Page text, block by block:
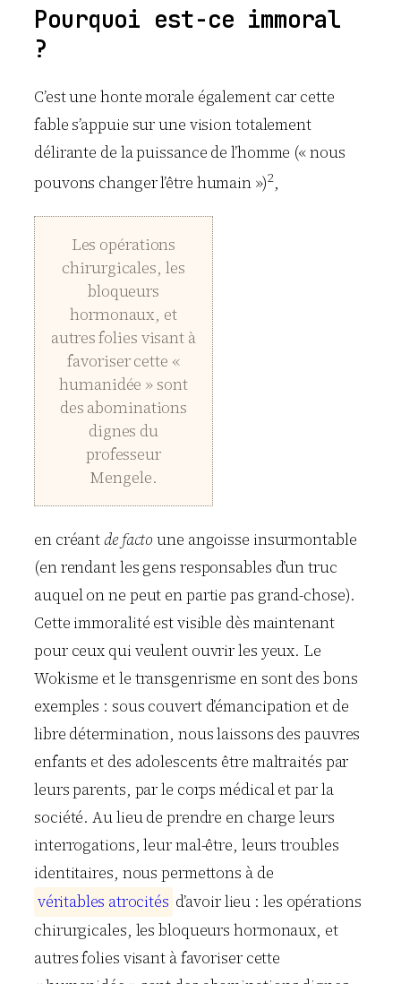
Pourquoi est-ce immoral
?
C’est une honte morale également car cette
fable s’appuie sur une vision totalement
délirante de la puissance de l’homme (« nous
pouvons changer l’être humain »)2,
Les opérations
chirurgicales, les
bloqueurs
hormonaux, et
autres folies visant à
favoriser cette «
humanidée » sont
des abominations
dignes du
professeur
Mengele.
en créantde facto une angoisse insurmontable
(en rendant les gens responsables d’un truc
auquel on ne peut en partie pas grand-chose).
Cette immoralité est visible dès maintenant
pour ceux qui veulent ouvrir les yeux. Le
Wokisme et le transgenrisme en sont des bons
exemples : sous couvert d’émancipation et de
libre détermination, nous laissons des pauvres
enfants et des adolescents être maltraités par
leurs parents, par le corps médical et par la
société. Au lieu de prendre en charge leurs
interrogations, leur mal-être, leurs troubles
identitaires, nous permettons à de
véritables atrocités d’avoir lieu : les opérations
chirurgicales, les bloqueurs hormonaux, et
autres folies visant à favoriser cette